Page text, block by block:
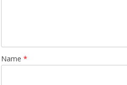
Name *